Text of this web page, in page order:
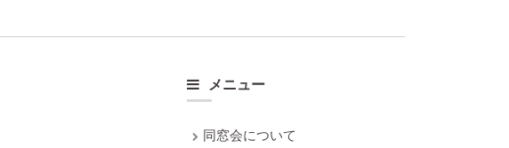
メニュー
同窓会について